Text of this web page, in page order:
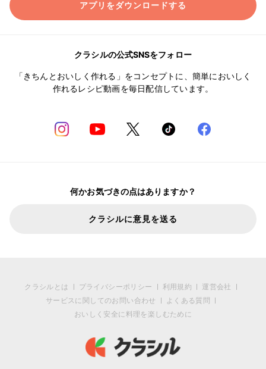
アプリをダウンロードする
クラシルの公式SNSをフォロー
「きちんとおいしく作れる」をコンセプトに、簡単においしく
作れるレシピ動画を毎日配信しています。
何かお気づきの点はありますか？
クラシルに意見を送る
クラシルとは プライバシーポリシー 利用規約
運営会社
サービスに関してのお問い合わせ
よくある質問
おいしく安全に料理を楽しむために